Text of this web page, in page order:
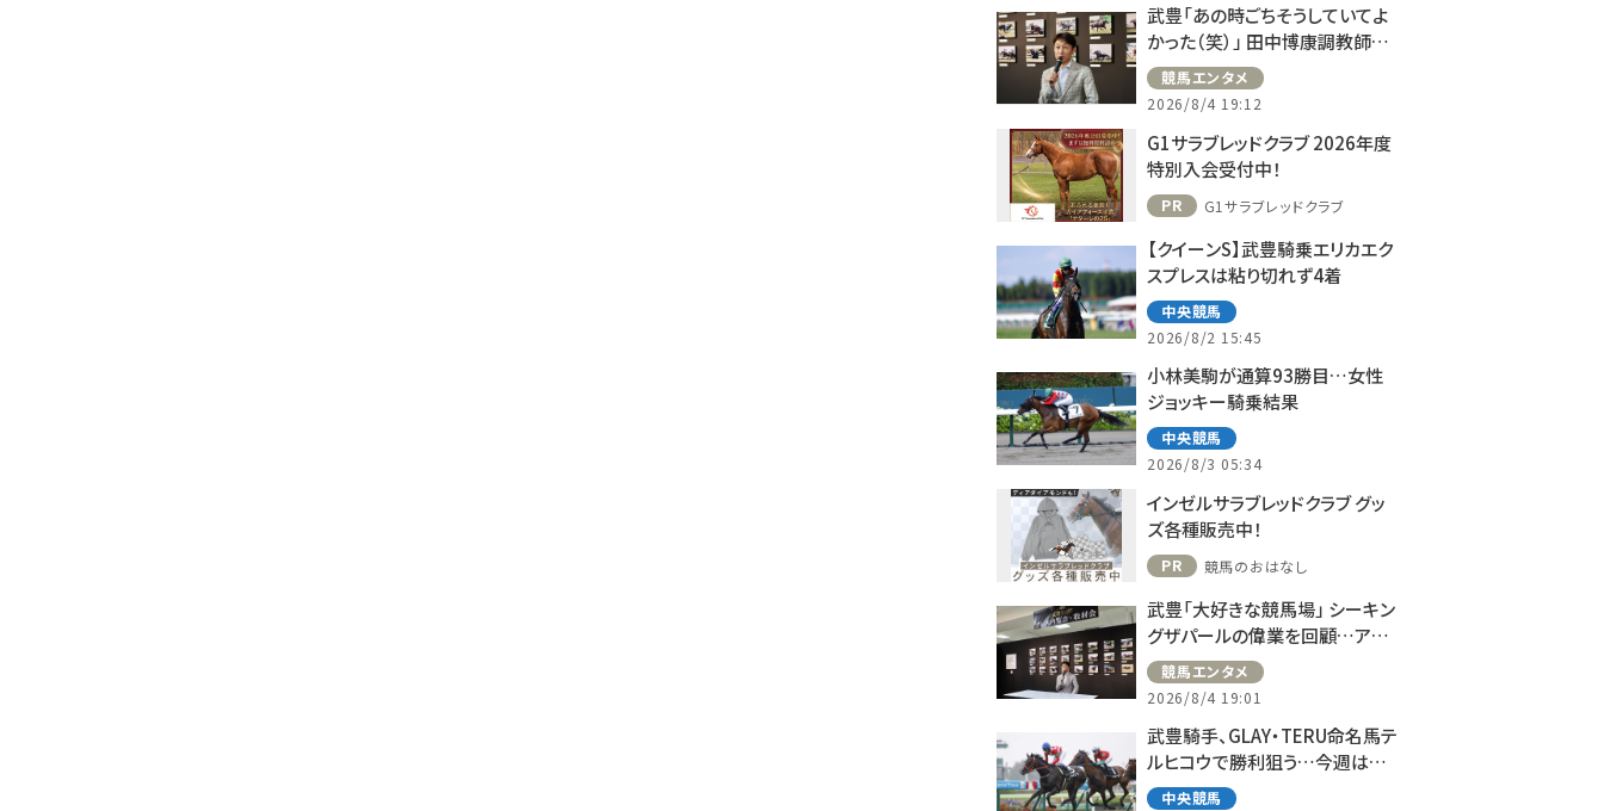
武豊「あの時ごちそうしていてよ
かった（笑）」 田中博康調教師と
のフランスでの思い出を語る
競馬エンタメ
2026/8/4 19:12
G1サラブレッドクラブ 2026年度
特別入会受付中！
PR G1サラブレッドクラブ
【クイーンS】武豊騎乗エリカエク
スプレスは粘り切れず4着
中央競馬
2026/8/2 15:45
小林美駒が通算93勝目…女性
ジョッキー騎乗結果
中央競馬
2026/8/3 05:34
インゼルサラブレッドクラブ グッ
ズ各種販売中！
PR 競馬のおはなし
武豊「大好きな競馬場」 シーキン
グザパールの偉業を回顧…アス
コット、ドーヴィルへの思い語る
競馬エンタメ
2026/8/4 19:01
武豊騎手、GLAY・TERU命名馬テ
ルヒコウで勝利狙う…今週は札
幌で10鞍
中央競馬